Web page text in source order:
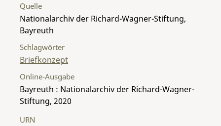
Quelle
Nationalarchiv der Richard-Wagner-Stiftung,
Bayreuth
Schlagwörter
Briefkonzept
Online-Ausgabe
Bayreuth : Nationalarchiv der Richard-Wagner-
Stiftung, 2020
URN